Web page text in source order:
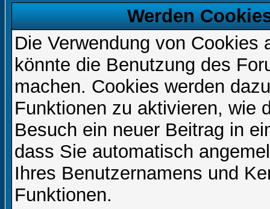
Werden
Die Verwendung von
könnte die Benutzung des
machen. Cookies werden
Funktionen zu aktivieren, wie
Besuch ein neuer Beitrag in
dass Sie automatisch
Ihres Benutzernamens und
Funktionen.